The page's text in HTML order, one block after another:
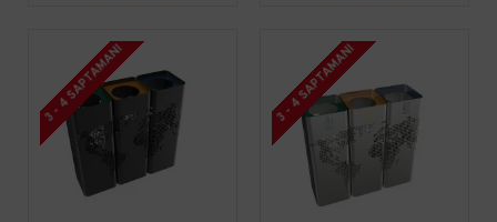
3 - 4 SAPTAMANI 3 - 4 SAPTAMANI